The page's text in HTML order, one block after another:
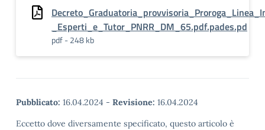
_Esperti_e_Tutor_PNRR_DM_65.pdf.pades.pd
pdf - 248 kb
Pubblicato: 16.04.2024 - Revisione: 16.04.2024
Eccetto dove diversamente specificato, questo articolo è